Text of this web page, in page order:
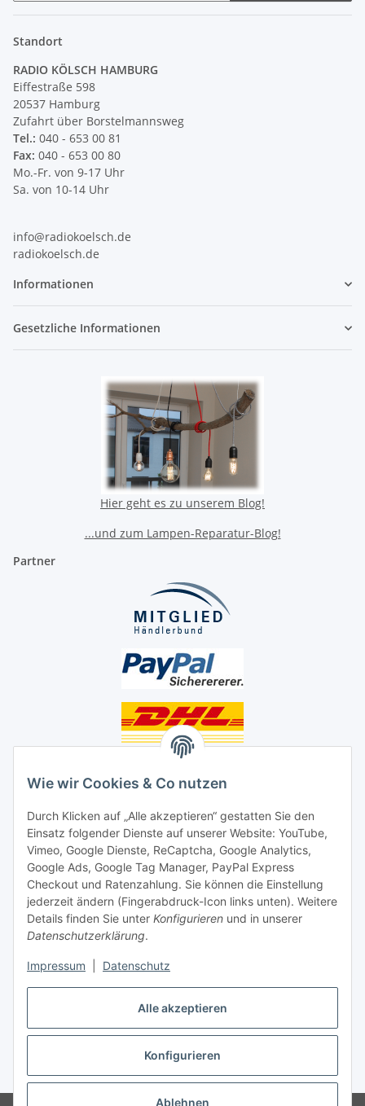
Alle akzeptieren
Konfigurieren
Ablehnen
Wie wir Cookies & Co nutzen
Durch Klicken auf „Alle akzeptieren“ gestatten Sie den
Einsatz folgender Dienste auf unserer Website: YouTube,
Vimeo, Google Dienste, ReCaptcha, Google Analytics,
Google Ads, Google Tag Manager, PayPal Express
Checkout und Ratenzahlung. Sie können die Einstellung
jederzeit ändern (Fingerabdruck-Icon links unten). Weitere
Details finden Sie unter Konfigurieren und in unserer
Datenschutzerklärung.
Impressum Datenschutz
Standort
RADIO KÖLSCH HAMBURG
Eiffestraße 598
20537 Hamburg
Zufahrt über Borstelmannsweg
Tel.: 040 - 653 00 81
Fax: 040 - 653 00 80
Mo.-Fr. von 9-17 Uhr
Sa. von 10-14 Uhr
info@radiokoelsch.de
radiokoelsch.de
Informationen
Gesetzliche Informationen
Hier geht es zu unserem Blog!
...und zum Lampen-Reparatur-Blog!
Partner
Social Media
Unsere Dienstleistungen
Lampenreparatur
Lichtservice für Senioren
Vertrag widerrufen
* Alle Preise inkl. gesetzlicher USt., ** siehe Lieferbedingungen, zzgl.
Versand